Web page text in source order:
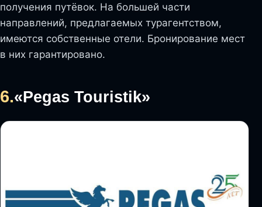
получения путёвок. На большей части
направлений, предлагаемых турагентством,
имеются собственные отели. Бронирование мест
в них гарантировано.
6.«Pegas Touristik»